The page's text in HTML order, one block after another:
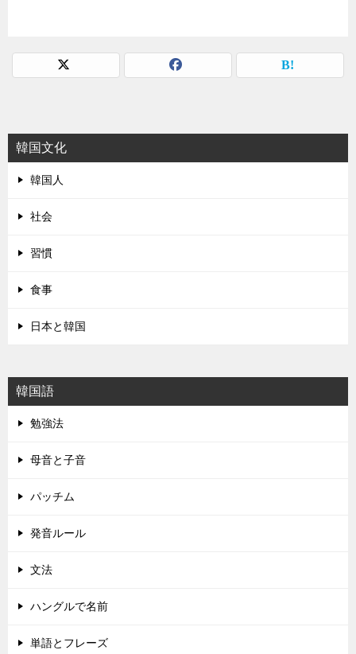
韓国文化
韓国人
社会
習慣
食事
日本と韓国
韓国語
勉強法
母音と子音
パッチム
発音ルール
文法
ハングルで名前
単語とフレーズ